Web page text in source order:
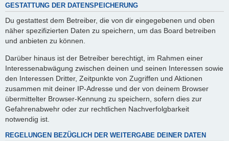
GESTATTUNG DER DATENSPEICHERUNG
Du gestattest dem Betreiber, die von dir eingegebenen und oben
näher spezifizierten Daten zu speichern, um das Board betreiben
und anbieten zu können.
Darüber hinaus ist der Betreiber berechtigt, im Rahmen einer
Interessenabwägung zwischen deinen und seinen Interessen sowie
den Interessen Dritter, Zeitpunkte von Zugriffen und Aktionen
zusammen mit deiner IP-Adresse und der von deinem Browser
übermittelter Browser-Kennung zu speichern, sofern dies zur
Gefahrenabwehr oder zur rechtlichen Nachverfolgbarkeit
notwendig ist.
REGELUNGEN BEZÜGLICH DER WEITERGABE DEINER DATEN